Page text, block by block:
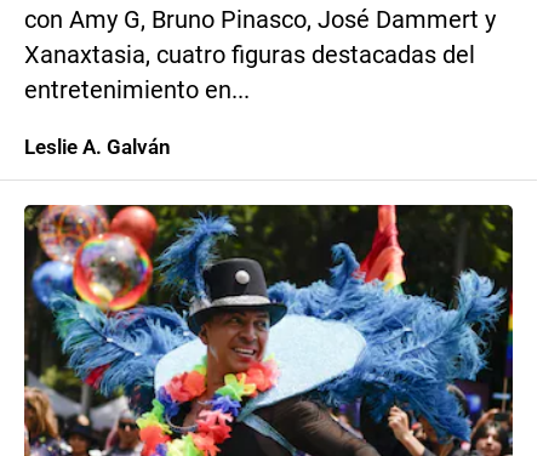
con Amy G, Bruno Pinasco, José Dammert y
Xanaxtasia, cuatro figuras destacadas del
entretenimiento en...
Leslie A. Galván